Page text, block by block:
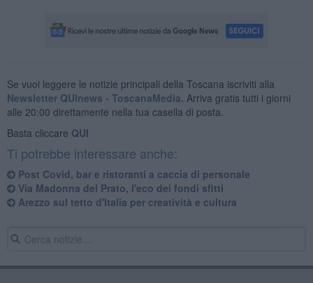
Se vuoi leggere le notizie principali della Toscana iscriviti alla
Newsletter QUInews - ToscanaMedia. Arriva gratis tutti i giorni
alle 20:00 direttamente nella tua casella di posta.
Basta cliccare QUI
Ti potrebbe interessare anche:
Post Covid, bar e ristoranti a caccia di personale
Via Madonna del Prato, l'eco dei fondi sfitti
Arezzo sul tetto d'Italia per creatività e cultura